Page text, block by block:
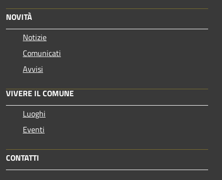
NOVITÀ
Notizie
Comunicati
Avvisi
VIVERE IL COMUNE
Luoghi
Eventi
CONTATTI